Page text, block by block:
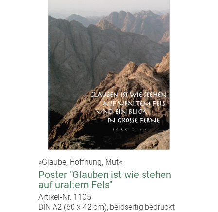
»Glaube, Hoffnung, Mut«
Poster "Glauben ist wie stehen
auf uraltem Fels"
Artikel-Nr. 1105
DIN A2 (60 x 42 cm), beidseitig bedruckt